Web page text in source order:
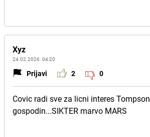
Xyz
24.02.2026. 04:20
Prijavi 2 0
Covic radi sve za licni interes
gospodin...SIKTER marvo MARS